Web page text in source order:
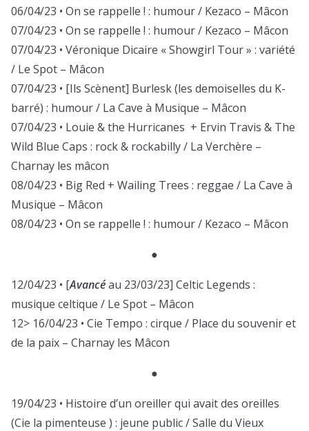
06/04/23 • On se rappelle ! : humour / Kezaco – Mâcon
07/04/23 • On se rappelle ! : humour / Kezaco – Mâcon
07/04/23 • Véronique Dicaire « Showgirl Tour » : variété
/ Le Spot – Mâcon
07/04/23 • [Ils Scènent] Burlesk (les demoiselles du K-
barré) : humour / La Cave à Musique – Mâcon
07/04/23 • Louie & the Hurricanes + Ervin Travis & The
Wild Blue Caps : rock & rockabilly / La Verchère –
Charnay les mâcon
08/04/23 • Big Red + Wailing Trees : reggae / La Cave à
Musique – Mâcon
08/04/23 • On se rappelle ! : humour / Kezaco – Mâcon
●
12/04/23 • [Avancéau 23/03/23] Celtic Legends :
musique celtique / Le Spot – Mâcon
12> 16/04/23 • Cie Tempo : cirque / Place du souvenir et
de la paix – Charnay les Mâcon
●
19/04/23 • Histoire d’un oreiller qui avait des oreilles
(Cie la pimenteuse ) : jeune public / Salle du Vieux